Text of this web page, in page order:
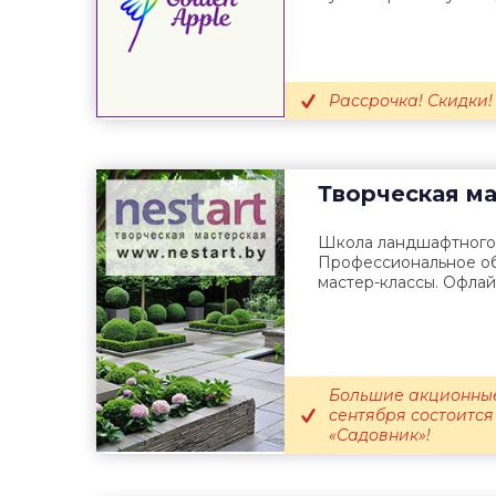
Рассрочка! Скидки!
Творческая
Школа
Профессиональное
мастер-классы.
Большие
сентября
«Садовник»!